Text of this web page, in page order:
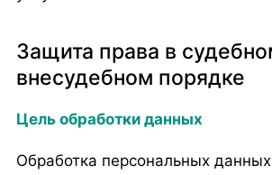
Защита права в
внесудебном порядке
Цель обработки данных
Обработка персональных